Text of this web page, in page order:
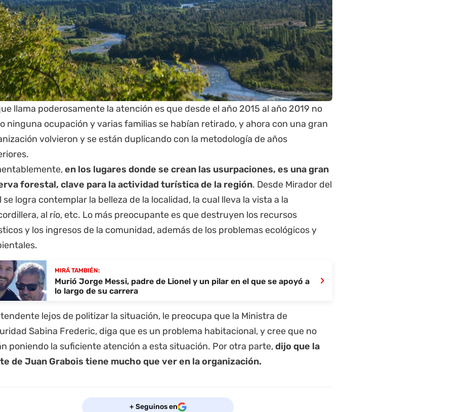
llama poderosamente la atención es que desde el año 2015 al año 2019 no
ninguna ocupación y varias familias se habían retirado, y ahora con una gran
volvieron y se están duplicando con la metodología de años
en los lugares donde se crean las usurpaciones, es una gran
forestal, clave para la actividad turística de la región. Desde Mirador del
se logra contemplar la belleza de la localidad, la cual lleva la vista a la
al río, etc. Lo más preocupante es que destruyen los recursos
y los ingresos de la comunidad, además de los problemas ecológicos y
MIRÁ TAMBIÉN:
Murió Jorge Messi, padre de Lionel y un pilar en el que se apoyó a
lo largo de su carrera
›
lejos de politizar la situación, le preocupa que la Ministra de
Sabina Frederic, diga que es un problema habitacional, y cree que no
poniendo la suficiente atención a esta situación. Por otra parte,dijo que la
de Juan Grabois tiene mucho que ver en la organización.
+ Seguinos en